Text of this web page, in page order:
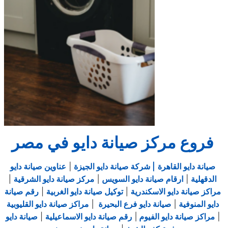
فروع مركز صيانة دايو في مصر
صيانة دايو القاهرة | شركة صيانة دايو الجيزة
عناوين صيانة دايو
الدقهلية
ارقام صيانة دايو السويس مركز صيانة دايو الشرقية
مراكز صيانة دايو الاسكندرية |توكيل صيانة دايو الغربية |رقم صيانة
دايو المنوفية
صيانة دايو فرع البحيرة
مراكز صيانة دايو القليوبية
مراكز صيانة دايو الفيوم |رقم صيانة دايو الاسماعيلية
صيانة دايو